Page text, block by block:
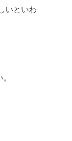
いといわ